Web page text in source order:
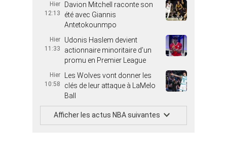
Hier
12:13
Davion Mitchell raconte son
été avec Giannis
Antetokounmpo
Hier
11:33
Udonis Haslem devient
actionnaire minoritaire d’un
promu en Premier League
Hier
10:58
Les Wolves vont donner les
clés de leur attaque à LaMelo
Ball
Afficher les actus NBA suivantes